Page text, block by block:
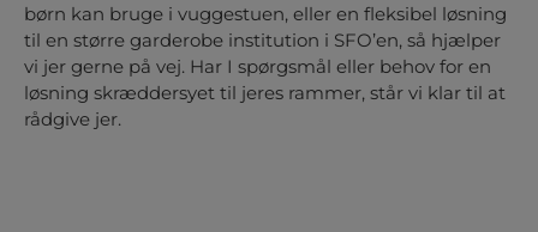
børn kan bruge i vuggestuen, eller en fleksibel løsning
til en større garderobe institution i SFO’en, så hjælper
vi jer gerne på vej. Har I spørgsmål eller behov for en
løsning skræddersyet til jeres rammer, står vi klar til at
rådgive jer.